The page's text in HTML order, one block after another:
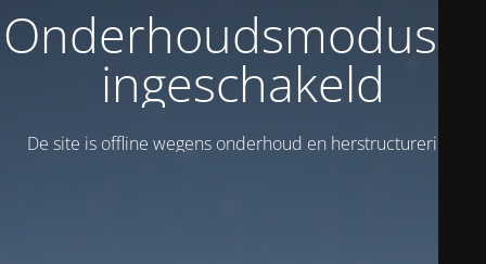
Onderhoudsmodus is
ingeschakeld
De site is offline wegens onderhoud en herstructurering!